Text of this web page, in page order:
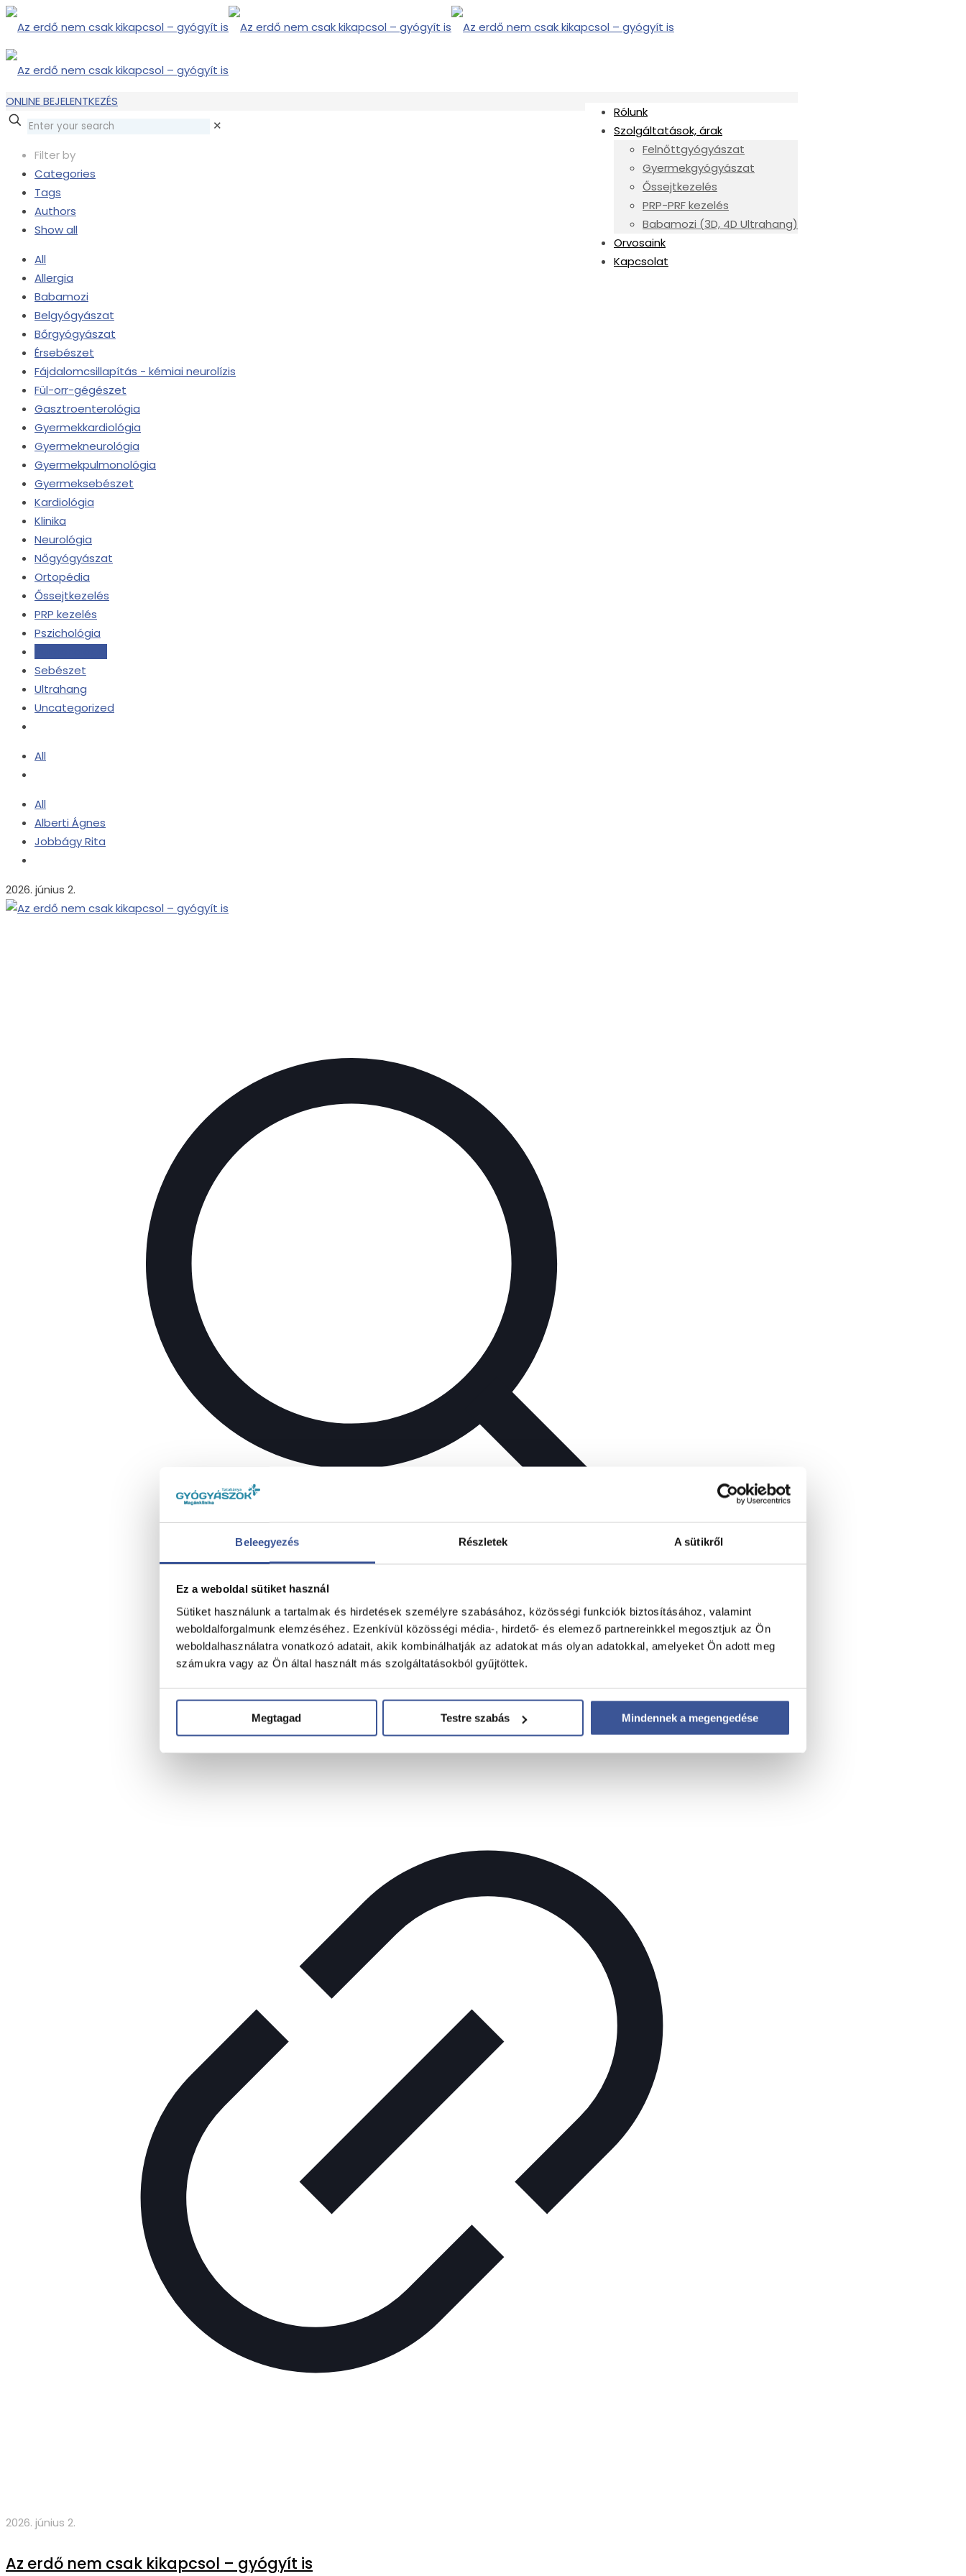
Beleegyezés Részletek A sütikről
Ez a weboldal sütiket használ
Sütiket használunk a tartalmak és hirdetések személyre szabásához, közösségi funkciók biztosításához, valamint
weboldalforgalmunk elemzéséhez. Ezenkívül közösségi média-, hirdető- és elemező partnereinkkel megosztjuk az Ön
weboldalhasználatra vonatkozó adatait, akik kombinálhatják az adatokat más olyan adatokkal, amelyeket Ön adott meg
számukra vagy az Ön által használt más szolgáltatásokból gyűjtöttek.
Megtagad Testre szabás Mindennek a megengedése
Rólunk
Szolgáltatások, árak
Felnőttgyógyászat
Gyermekgyógyászat
Őssejtkezelés
PRP-PRF kezelés
Babamozi (3D, 4D Ultrahang)
Orvosaink
Kapcsolat
ONLINE BEJELENTKEZÉS
✕
Filter by
Categories
Tags
Authors
Show all
All
Allergia
Babamozi
Belgyógyászat
Bőrgyógyászat
Érsebészet
Fájdalomcsillapítás - kémiai neurolízis
Fül-orr-gégészet
Gasztroenterológia
Gyermekkardiológia
Gyermekneurológia
Gyermekpulmonológia
Gyermeksebészet
Kardiológia
Klinika
Neurológia
Nőgyógyászat
Ortopédia
Őssejtkezelés
PRP kezelés
Pszichológia
Sebészet
Ultrahang
Uncategorized
All
All
Alberti Ágnes
Jobbágy Rita
2026. június 2.
2026. június 2.
Az erdő nem csak kikapcsol – gyógyít is